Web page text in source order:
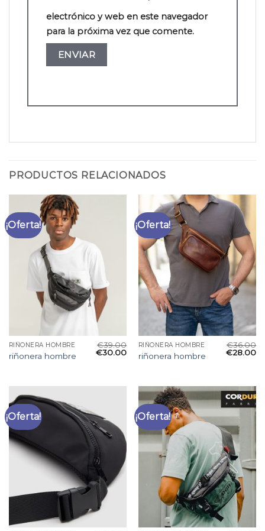
electrónico y web en este navegador
para la próxima vez que comente.
PRODUCTOS RELACIONADOS
¡Oferta!
RIÑONERA HOMBRE
riñonera hombre
€39.00
€30.00
¡Oferta!
RIÑONERA HOMBRE
riñonera hombre
€36.00
€28.00
¡Oferta! ¡Oferta!